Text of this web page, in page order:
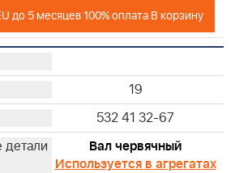
до 5 месяцев 100% оплата В корзину
19
532 41 32-67
Вал червячный
Используется в агрегатах